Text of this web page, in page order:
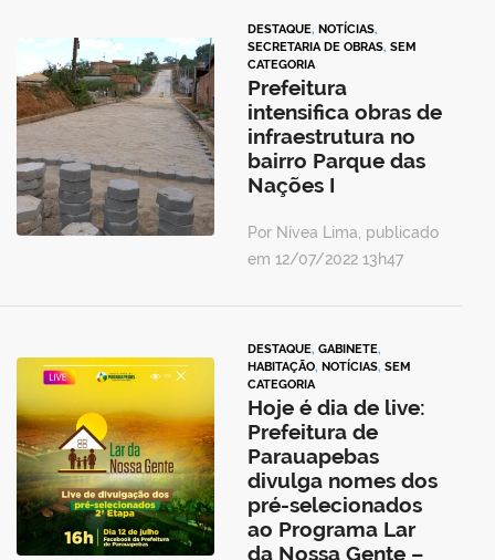
DESTAQUE, NOTÍCIAS,
SECRETARIA DE OBRAS, SEM
CATEGORIA
Prefeitura
intensifica obras de
infraestrutura no
bairro Parque das
Nações I
Por Nívea Lima, publicado
em 12/07/2022 13h47
DESTAQUE, GABINETE,
HABITAÇÃO, NOTÍCIAS, SEM
CATEGORIA
Hoje é dia de live:
Prefeitura de
Parauapebas
divulga nomes dos
pré-selecionados
ao Programa Lar
da Nossa Gente –